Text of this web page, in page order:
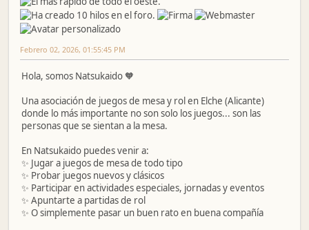
Febrero 02, 2026, 01:55:45 PM
Hola, somos Natsukaido 🧡
Una asociación de juegos de mesa y rol en Elche (Alicante)
donde lo más importante no son solo los juegos... son las
personas que se sientan a la mesa.
En Natsukaido puedes venir a:
✨ Jugar a juegos de mesa de todo tipo
✨ Probar juegos nuevos y clásicos
✨ Participar en actividades especiales, jornadas y eventos
✨ Apuntarte a partidas de rol
✨ O simplemente pasar un buen rato en buena compañía